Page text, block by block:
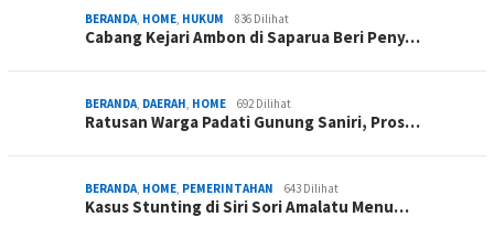
BERANDA, HOME, HUKUM 836 Dilihat
Cabang Kejari Ambon di Saparua Beri Peny…
BERANDA, DAERAH, HOME 692 Dilihat
Ratusan Warga Padati Gunung Saniri, Pros…
BERANDA, HOME, PEMERINTAHAN 643 Dilihat
Kasus Stunting di Siri Sori Amalatu Menu…